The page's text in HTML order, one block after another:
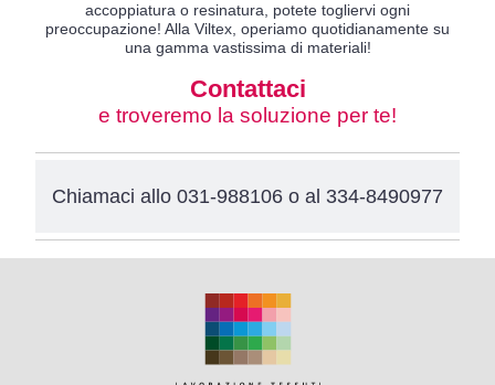
accoppiatura o resinatura, potete togliervi ogni
preoccupazione! Alla Viltex, operiamo quotidianamente su
una gamma vastissima di materiali!
Contattaci
e troveremo la soluzione per te!
Chiamaci allo 031-988106 o al 334-8490977